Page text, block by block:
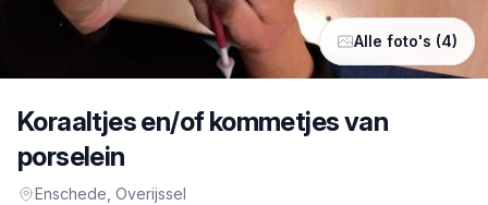
Alle foto's (4)
Koraaltjes en/of kommetjes van
porselein
Enschede , Overijssel